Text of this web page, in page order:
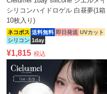
シリコンハイドロゲル 白昼夢(1箱
10枚入り)
ネコポス 送料無料 即日発送 UVカット
シリコン 1day
¥1,815 税込